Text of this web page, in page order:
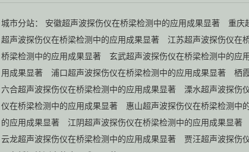
城市分站： 安徽超声波探伤仪在桥梁检测中的应用成果显著 重庆
超声波探伤仪在桥梁检测中的应用成果显著
江苏超声波探伤仪在
桥梁检测中的应用成果显著
玄武超声波探伤仪在桥梁检测中的应
用成果显著
浦口超声波探伤仪在桥梁检测中的应用成果显著 栖
六合超声波探伤仪在桥梁检测中的应用成果显著
溧水超声波探伤
仪在桥梁检测中的应用成果显著
惠山超声波探伤仪在桥梁检测中
的应用成果显著
江阴超声波探伤仪在桥梁检测中的应用成果显著
云龙超声波探伤仪在桥梁检测中的应用成果显著
贾汪超声波探伤